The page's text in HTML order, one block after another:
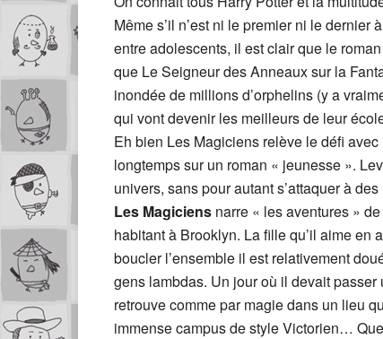
Même s’il n’est ni le premier ni le
entre adolescents, il est clair que le
que Le Seigneur des Anneaux sur la
inondée de millions d’orphelins (y a
qui vont devenir les meilleurs de leur
Eh bien Les Magiciens relève le défi
longtemps sur un roman « jeunesse ».
univers, sans pour autant s’attaquer à
Les Magiciens narre « les aventures »
habitant à Brooklyn. La fille qu’il aime en
boucler l’ensemble il est relativement
gens lambdas. Un jour où il devait
retrouve comme par magie dans un lieu
immense campus de style Victorien…